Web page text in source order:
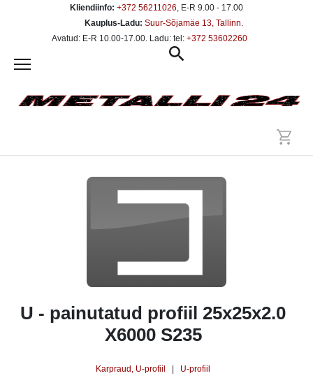
Kliendiinfo: +372 56211026, E-R 9.00 - 17.00
Kauplus-Ladu: Suur-Sõjamäe 13, Tallinn.
Avatud: E-R 10.00-17.00. Ladu: tel: +372 53602260
U - painutatud profiil 25x25x2.0
X6000 S235
Karpraud, U-profiil U-profiil